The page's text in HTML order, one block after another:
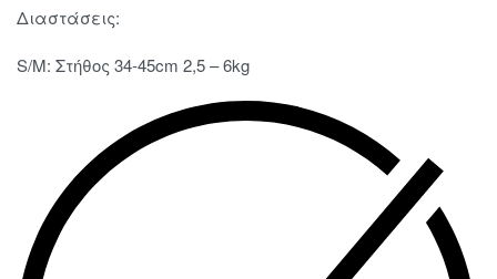
Διαστάσεις:
S/M: Στήθος 34-45cm 2,5 – 6kg